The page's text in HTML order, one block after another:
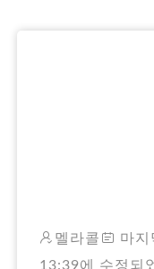
멜라콜
마지
13:39에 수정되